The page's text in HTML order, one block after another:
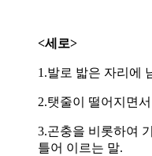
<세로>
1.발로 밟은 자리에
2.탯줄이 떨어지면
3.곤충을 비롯하여
틀어 이르는 말.